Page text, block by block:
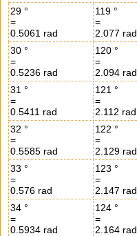
29 °
=
0.5061 rad
119 °
=
2.077 rad
30 °
=
0.5236 rad
120 °
=
2.094 rad
31 °
=
0.5411 rad
121 °
=
2.112 rad
32 °
=
0.5585 rad
122 °
=
2.129 rad
33 °
=
0.576 rad
123 °
=
2.147 rad
34 °
=
0.5934 rad
124 °
=
2.164 rad